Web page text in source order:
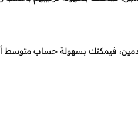
فيمكنك بسهولة حساب متوسط